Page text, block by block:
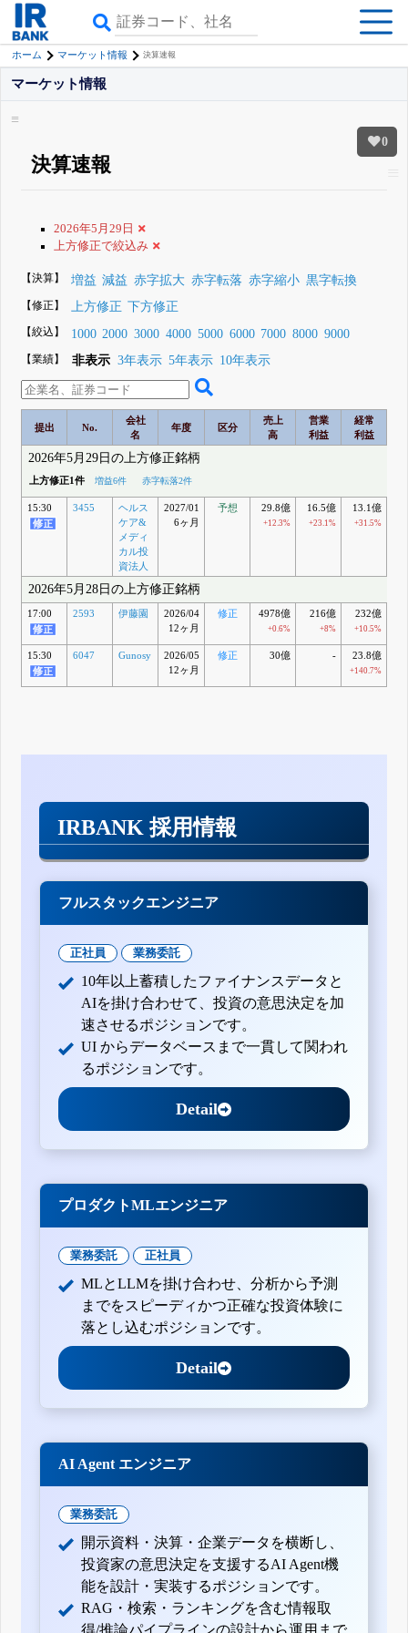
ホーム マーケット情報 決算速報
0
マーケット情報
決算速報
2026年5月29日
上方修正で絞込み
【決算】 増益 減益 赤字拡大 赤字転落 赤字縮小 黒字転換
【修正】 上方修正 下方修正
【絞込】 1000 2000 3000 4000 5000 6000 7000 8000 9000
【業績】 非表示 3年表示 5年表示 10年表示
提出 No.
会社
名
年度 区分
売上
高
営業
利益
経常
利益
2026年5月29日の上方修正銘柄
上方修正1件 増益6件 赤字転落2件
15:30 3455
ヘルス
ケア&
メディ
カル投
資法人
2027/01
6ヶ月
予想 29.8億
+12.3%
16.5億
+23.1%
13.1億
+31.5%
2026年5月28日の上方修正銘柄
17:00 2593 伊藤園
2026/04
12ヶ月
修正 4978億
+0.6%
216億
+8%
232億
+10.5%
15:30 6047 Gunosy
2026/05
12ヶ月
修正 30億 - 23.8億
+140.7%
IRBANK 採用情報
フルスタックエンジニア
正社員 業務委託
10年以上蓄積したファイナンスデータと
AIを掛け合わせて、投資の意思決定を加
速させるポジションです。
UI からデータベースまで一貫して関われ
るポジションです。
Detail
プロダクトMLエンジニア
業務委託 正社員
MLとLLMを掛け合わせ、分析から予測
までをスピーディかつ正確な投資体験に
落とし込むポジションです。
Detail
AI Agent エンジニア
業務委託
開示資料・決算・企業データを横断し、
投資家の意思決定を支援するAI Agent機
能を設計・実装するポジションです。
RAG・検索・ランキングを含む情報取